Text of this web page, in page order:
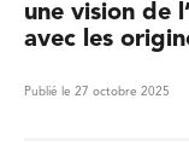
une vision de
avec les
Publié le 27 octobre 2025